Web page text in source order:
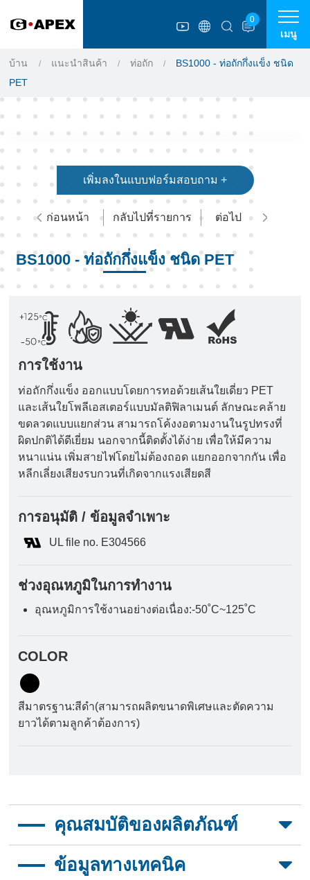
เมนู
0
บ้าน แนะนำสินค้า ท่อถัก
BS1000 - ท่อถักกึ่งแข็ง ชนิด
PET
เพิ่มลงในแบบฟอร์มสอบถาม +
ก่อนหน้า กลับไปที่รายการ ต่อไป
BS1000 - ท่อถักกึ่งแข็ง ชนิด PET
การใช้งาน
ท่อถักกึ่งแข็ง ออกแบบโดยการทอด้วยเส้นใยเดี่ยว PET
และเส้นใยโพลีเอสเตอร์แบบมัลติฟิลาเมนต์ ลักษณะคล้าย
ขดลวดแบบแยกส่วน สามารถโค้งงอตามงานในรูปทรงที่
ผิดปกติได้ดีเยี่ยม นอกจากนี้ติดตั้งได้ง่าย เพื่อให้มีความ
หนาแน่น เพิ่มสายไฟโดยไม่ต้องถอด แยกออกจากกัน เพื่อ
หลีกเลี่ยงเสียงรบกวนที่เกิดจากแรงเสียดสี
การอนุมัติ / ข้อมูลจำเพาะ
UL file no. E304566
ช่วงอุณหภูมิในการทำงาน
อุณหภูมิการใช้งานอย่างต่อเนื่อง:-50˚C~125˚C
COLOR
สีมาตรฐาน:สีดำ(สามารถผลิตขนาดพิเศษและตัดความ
ยาวได้ตามลูกค้าต้องการ)
คุณสมบัติของผลิตภัณฑ์
ทนต่อสารเคมีและตัวทำละลาย
ข้อมูลทางเทคนิค